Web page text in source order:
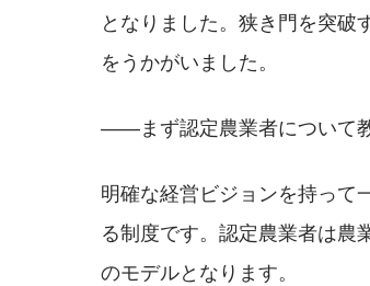
となりました。狭き門を突
をうかがいました。
――まず認定農業者について教
明確な経営ビジョンを持って
る制度です。認定農業者は農
のモデルとなります。